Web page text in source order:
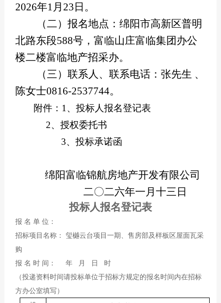
2026年1月23日。
（二）报名地点：绵阳市高新区普明
北路东段588号，富临山庄富临集团办公
楼二楼富临地产招采办。
（三）联系人、联系电话：张先生 、
陈女士0816-2537744。
附件：1、投标人报名登记表
2、授权委托书
3、投标承诺函
绵阳富临锦航房地产开发有限公司
二〇二六年一月十三 日
投标人报名登记表
报 名 单 位：
招标项目名称： 玺樾云台项目一期、售房部及样板区屋面瓦采
购
报 名 时 间： 年 月 日 时
（投递资料时间请投标单位于招标方规定的报名时间内在招标
方办公室填写）